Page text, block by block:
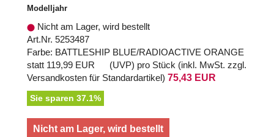
Modelljahr
Nicht am Lager, wird bestellt
Art.Nr. 5253487
Farbe: BATTLESHIP BLUE/RADIOACTIVE ORANGE
statt 119,99 EUR (UVP) pro Stück (inkl. MwSt. zzgl.
Versandkosten für Standardartikel) 75,43 EUR
Sie sparen 37.1%
Nicht am Lager, wird bestellt